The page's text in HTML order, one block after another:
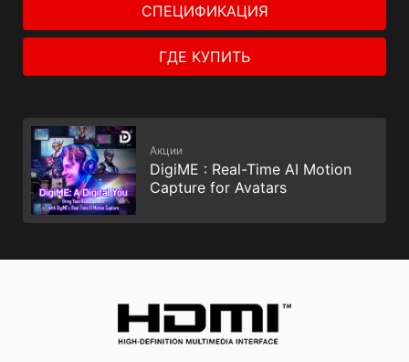
СПЕЦИФИКАЦИЯ
ГДЕ КУПИТЬ
Акции
DigiME : Real-Time AI Motion
Capture for Avatars